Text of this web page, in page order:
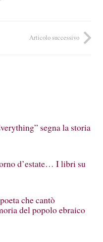
Articolo successivo
segna la storia
d’estate… I libri su
che cantò
del popolo ebraico